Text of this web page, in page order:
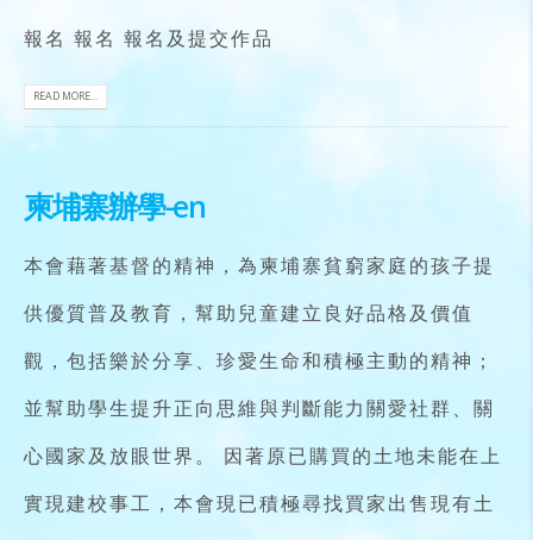
報名 報名 報名及提交作品
READ MORE...
柬埔寨辦學-en
本會藉著基督的精神，為柬埔寨貧窮家庭的孩子提
供優質普及教育，幫助兒童建立良好品格及價值
觀，包括樂於分享、珍愛生命和積極主動的精神；
並幫助學生提升正向思維與判斷能力關愛社群、關
心國家及放眼世界。 因著原已購買的土地未能在上
實現建校事工，本會現已積極尋找買家出售現有土